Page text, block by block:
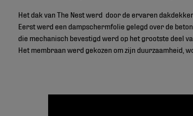
Het dak van The Nest werd door de ervaren
Eerst werd een dampschermfolie gelegd over de
die mechanisch bevestigd werd op het grootste deel
Het membraan werd gekozen om zijn duurzaamheid,